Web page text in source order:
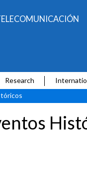
Research